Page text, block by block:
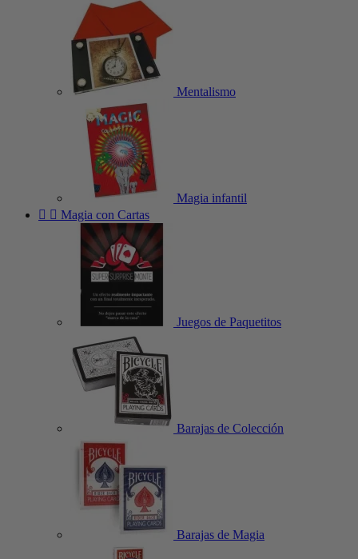
Mentalismo
Magia infantil
  Magia con Cartas
Juegos de Paquetitos
Barajas de Colección
Barajas de Magia